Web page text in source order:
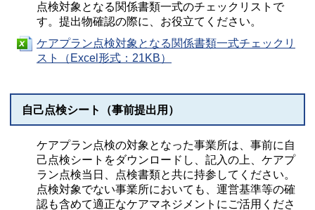
点検対象となる関係書類一式のチェックリストで
す。提出物確認の際に、お役立てください。
ケアプラン点検対象となる関係書類一式チェックリ
スト（Excel形式：21KB）
自己点検シート（事前提出用）
ケアプラン点検の対象となった事業所は、事前に自
己点検シートをダウンロードし、記入の上、ケアプ
ラン点検当日、点検書類と共に持参してください。
点検対象でない事業所においても、運営基準等の確
認も含めて適正なケアマネジメントにご活用くださ